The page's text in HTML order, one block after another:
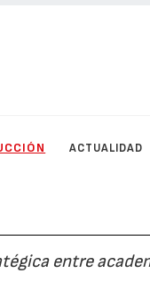
ACTUALIDAD
entre